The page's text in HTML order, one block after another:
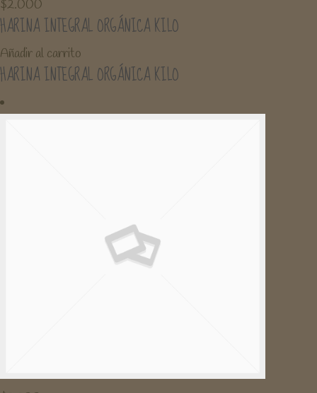
$2.000
HARINA INTEGRAL ORGÁNICA KILO
Añadir al carrito
HARINA INTEGRAL ORGÁNICA KILO